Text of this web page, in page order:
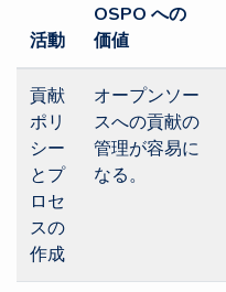
活動
OSPO への
価値
貢献
ポリ
シー
とプ
ロセ
スの
作成
オープンソー
スへの貢献の
管理が容易に
なる。